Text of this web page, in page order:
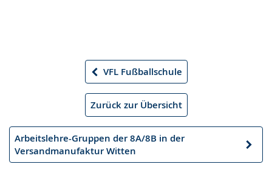
Vorheriger
VFL Fußballschule
Zurück zur Übersicht
Arbeitslehre-Gruppen der 8A/8B in der
Versandmanufaktur Witten
Nächster
Artikel